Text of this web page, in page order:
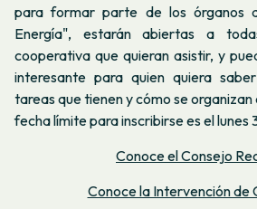
para formar parte de los órganos
Energía", estarán abiertas a
cooperativa que quieran asistir, y
interesante para quien quiera
tareas que tienen y cómo se
fecha límite para inscribirse es el lunes
Conoce el Consejo
Conoce la Intervención de